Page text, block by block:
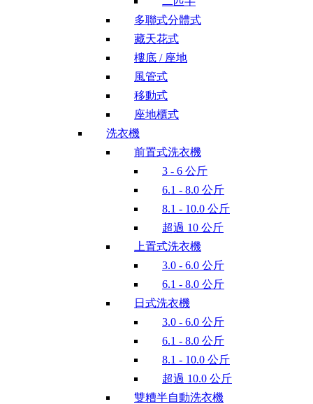
多聯式分體式
藏天花式
樓底 / 座地
風管式
移動式
座地櫃式
洗衣機
前置式洗衣機
3 - 6 公斤
6.1 - 8.0 公斤
8.1 - 10.0 公斤
超過 10 公斤
上置式洗衣機
3.0 - 6.0 公斤
6.1 - 8.0 公斤
日式洗衣機
3.0 - 6.0 公斤
6.1 - 8.0 公斤
8.1 - 10.0 公斤
超過 10.0 公斤
雙糟半自動洗衣機